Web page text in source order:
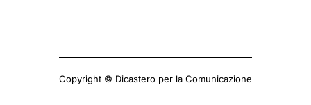
Copyright © Dicastero per la Comunicazione